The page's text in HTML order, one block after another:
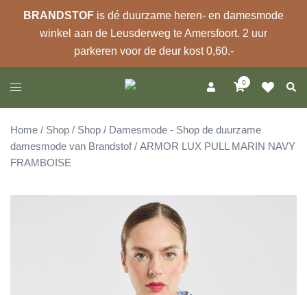
BRANDSTOF is dé duurzame heren- en damesmode
winkel aan de Leusderweg te Amersfoort. 2 uur
parkeren voor de deur kost 0,60.-
naar
de
inhoud
Toggle
0
Home / Shop / Shop / Damesmode - Shop de duurzame
damesmode van Brandstof/ ARMOR LUX PULL MARIN NAVY
FRAMBOISE